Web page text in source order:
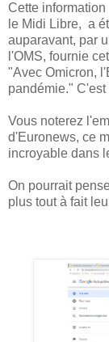
Cette
le Midi Libre, a
auparavant, par
l'OMS, fournie
"Avec Omicron,
pandémie."
Vous noterez
d'Euronews, ce
incroyable dans
On pourrait
plus tout à fait